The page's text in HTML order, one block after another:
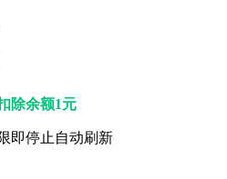
除余额1元
即停止自动刷新